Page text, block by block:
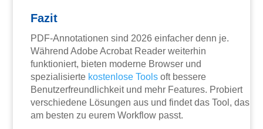
Fazit
PDF-Annotationen sind 2026 einfacher denn je.
Während Adobe Acrobat Reader weiterhin
funktioniert, bieten moderne Browser und
spezialisierte kostenlose Tools oft bessere
Benutzerfreundlichkeit und mehr Features. Probiert
verschiedene Lösungen aus und findet das Tool, das
am besten zu eurem Workflow passt.